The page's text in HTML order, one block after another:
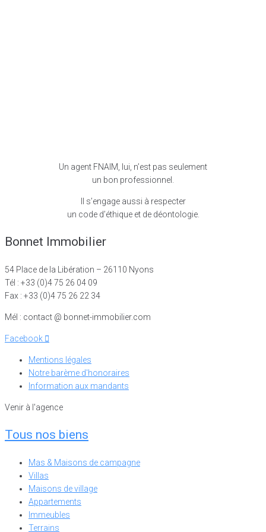
Un agent FNAIM, lui, n’est pas seulement
un bon professionnel.
Il s’engage aussi à respecter
un code d’éthique et de déontologie.
Bonnet Immobilier
54 Place de la Libération – 26110 Nyons
Tél : +33 (0)4 75 26 04 09
Fax : +33 (0)4 75 26 22 34
Mél : contact @ bonnet-immobilier.com
Facebook
Mentions légales
Notre barème d'honoraires
Information aux mandants
Venir à l'agence
Tous nos biens
Mas & Maisons de campagne
Villas
Maisons de village
Appartements
Immeubles
Terrains